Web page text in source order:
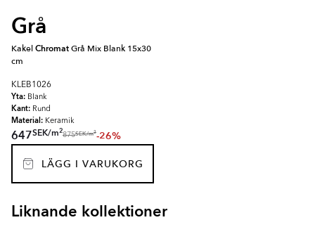
Grå
KakelChromatGrå Mix Blank 15x30
cm
KLEB1026
Yta: Blank
Kant: Rund
Material: Keramik
647SEK/m2
875SEK/m2-26%
LÄGG I VARUKORG
Liknande kollektioner